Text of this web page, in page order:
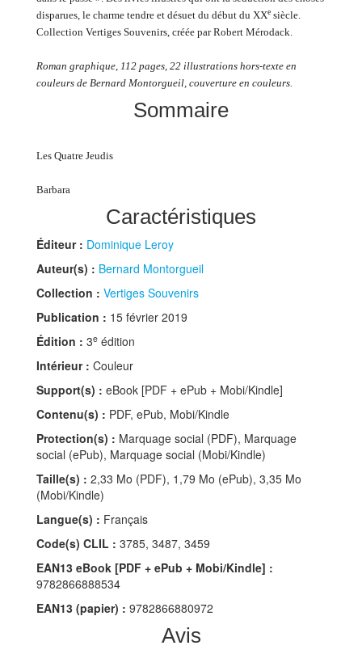
disparues, le charme tendre et désuet du début du XXe siècle.
Collection Vertiges Souvenirs, créée par Robert Mérodack.
Roman graphique, 112 pages, 22 illustrations hors-texte en
couleurs de Bernard Montorgueil, couverture en couleurs.
Sommaire
Les Quatre Jeudis
Barbara
Caractéristiques
Éditeur : Dominique Leroy
Auteur(s) : Bernard Montorgueil
Collection : Vertiges Souvenirs
Publication : 15 février 2019
Édition : 3e édition
Intérieur : Couleur
Support(s) : eBook [PDF + ePub + Mobi/Kindle]
Contenu(s) : PDF, ePub, Mobi/Kindle
Protection(s) : Marquage social (PDF), Marquage
social (ePub), Marquage social (Mobi/Kindle)
Taille(s) : 2,33 Mo (PDF), 1,79 Mo (ePub), 3,35 Mo
(Mobi/Kindle)
Langue(s) : Français
Code(s) CLIL : 3785, 3487, 3459
EAN13 eBook [PDF + ePub + Mobi/Kindle] :
9782866888534
EAN13 (papier) : 9782866880972
Avis